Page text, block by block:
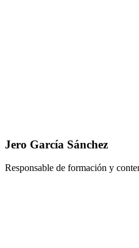
Jero García Sánchez
Responsable de formación y